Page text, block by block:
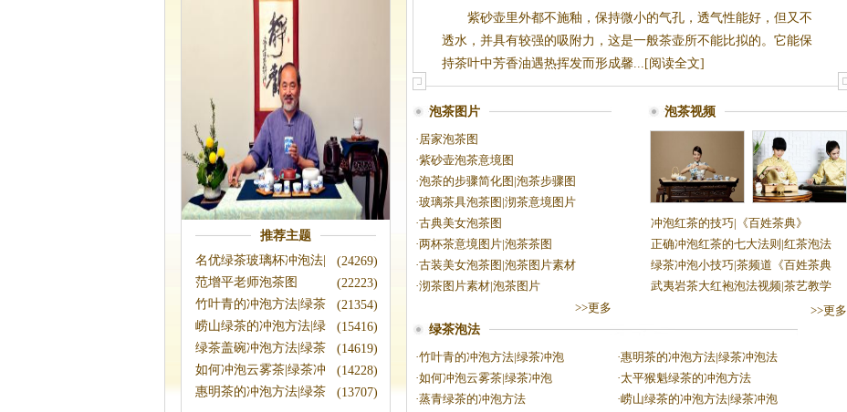
推荐主题
(24269)
名优绿茶玻璃杯冲泡法|
绿茶冲泡法
(22223)
范增平老师泡茶图
(21354)
竹叶青的冲泡方法|绿茶
冲泡
(15416)
崂山绿茶的冲泡方法|绿
茶冲泡
(14619)
绿茶盖碗冲泡方法|绿茶
冲泡
(14228)
如何冲泡云雾茶|绿茶冲
泡
(13707)
惠明茶的冲泡方法|绿茶
紫砂壶里外都不施釉，保持微小的气孔，透气性能好，但又不
透水，并具有较强的吸附力，这是一般茶壶所不能比拟的。它能保
持茶叶中芳香油遇热挥发而形成馨...[阅读全文]
泡茶图片
·居家泡茶图
·紫砂壶泡茶意境图
·泡茶的步骤简化图|泡茶步骤图
·玻璃茶具泡茶图|沏茶意境图片
·古典美女泡茶图
·两杯茶意境图片|泡茶茶图
·古装美女泡茶图|泡茶图片素材
·沏茶图片素材|泡茶图片
>>更多
泡茶视频
冲泡红茶的技巧|《百姓茶典》
正确冲泡红茶的七大法则|红茶泡法
绿茶冲泡小技巧|茶频道《百姓茶典
武夷岩茶大红袍泡法视频|茶艺教学
>>更多
绿茶泡法
·竹叶青的冲泡方法|绿茶冲泡 ·惠明茶的冲泡方法|绿茶冲泡法
·如何冲泡云雾茶|绿茶冲泡 ·太平猴魁绿茶的冲泡方法
·蒸青绿茶的冲泡方法 ·崂山绿茶的冲泡方法|绿茶冲泡